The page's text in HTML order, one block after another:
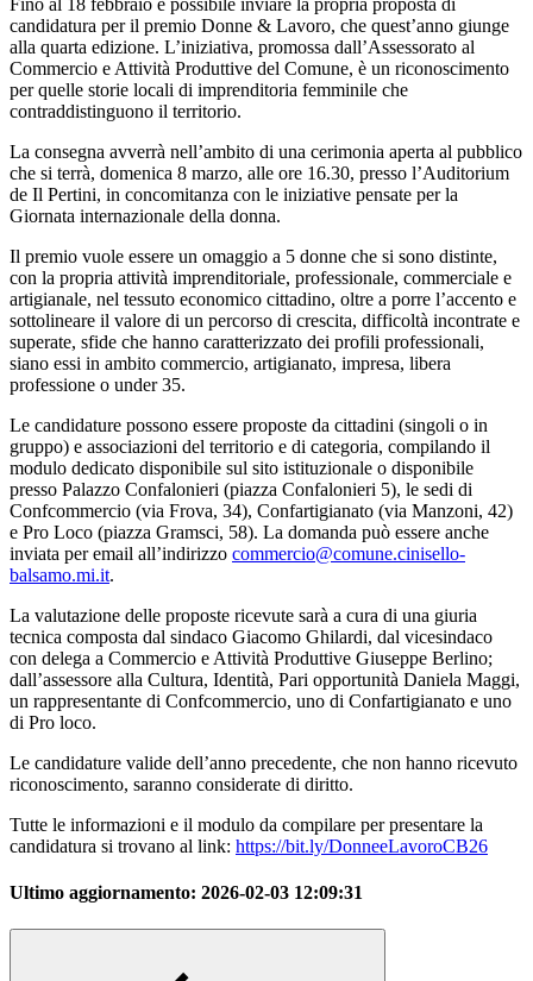
candidatura per il premio Donne & Lavoro, che quest’anno giunge
alla quarta edizione. L’iniziativa, promossa dall’Assessorato al
Commercio e Attività Produttive del Comune, è un riconoscimento
per quelle storie locali di imprenditoria femminile che
contraddistinguono il territorio.
La consegna avverrà nell’ambito di una cerimonia aperta al pubblico
che si terrà, domenica 8 marzo, alle ore 16.30, presso l’Auditorium
de Il Pertini, in concomitanza con le iniziative pensate per la
Giornata internazionale della donna.
Il premio vuole essere un omaggio a 5 donne che si sono distinte,
con la propria attività imprenditoriale, professionale, commerciale e
artigianale, nel tessuto economico cittadino, oltre a porre l’accento e
sottolineare il valore di un percorso di crescita, difficoltà incontrate e
superate, sfide che hanno caratterizzato dei profili professionali,
siano essi in ambito commercio, artigianato, impresa, libera
professione o under 35.
Le candidature possono essere proposte da cittadini (singoli o in
gruppo) e associazioni del territorio e di categoria, compilando il
modulo dedicato disponibile sul sito istituzionale o disponibile
presso Palazzo Confalonieri (piazza Confalonieri 5), le sedi di
Confcommercio (via Frova, 34), Confartigianato (via Manzoni, 42)
e Pro Loco (piazza Gramsci, 58). La domanda può essere anche
inviata per email all’indirizzo commercio@comune.cinisello-
balsamo.mi.it.
La valutazione delle proposte ricevute sarà a cura di una giuria
tecnica composta dal sindaco Giacomo Ghilardi, dal vicesindaco
con delega a Commercio e Attività Produttive Giuseppe Berlino;
dall’assessore alla Cultura, Identità, Pari opportunità Daniela Maggi,
un rappresentante di Confcommercio, uno di Confartigianato e uno
di Pro loco.
Le candidature valide dell’anno precedente, che non hanno ricevuto
riconoscimento, saranno considerate di diritto.
Tutte le informazioni e il modulo da compilare per presentare la
candidatura si trovano al link: https://bit.ly/DonneeLavoroCB26
Ultimo aggiornamento: 2026-02-03 12:09:31